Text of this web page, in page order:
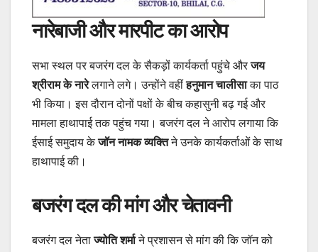
नारेबाजी और मारपीट का आरोप
सभा स्थल पर बजरंग दल के सैकड़ों कार्यकर्ता पहुंचे औरजय
श्रीराम के नारेलगाने लगे। उन्होंने वहींहनुमान चालीसाका पाठ
भी किया। इस दौरान दोनों पक्षों के बीच कहासुनी बढ़ गई और
मामला हाथापाई तक पहुंच गया। बजरंग दल ने आरोप लगाया कि
ईसाई समुदाय केजॉन नामक व्यक्तिने उनके कार्यकर्ताओं के साथ
हाथापाई की।
बजरंग दल की मांग और चेतावनी
बजरंग दल नेताज्योति शर्माने प्रशासन से मांग की कि जॉन को